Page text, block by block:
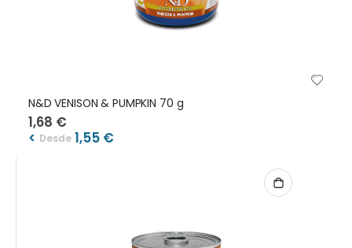
N&D VENISON & PUMPKIN 70 g
1,68 €
< Desde 1,55 €